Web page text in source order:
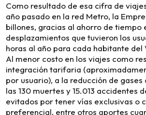
Como resultado de esa cifra de
año pasado en la red Metro, la
billones, gracias al ahorro de tiempo
desplazamientos que tuvieron los
horas al año para cada habitante del
Al menor costo en los viajes como
integración tarifaria
por usuario), a la reducción de
las 130 muertes y 15.013 accidentes
evitados por tener vías exclusivas o
preferencial, entre otros aportes